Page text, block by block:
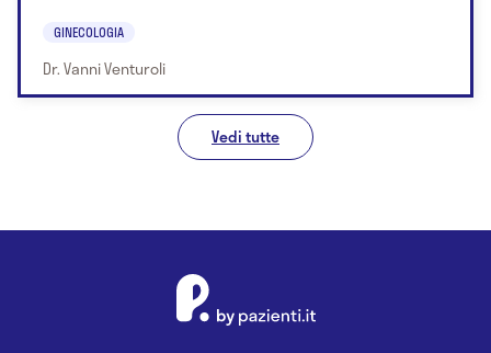
GINECOLOGIA
Dr. Vanni Venturoli
Vedi tutte